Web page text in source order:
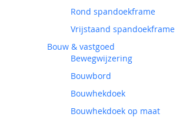
Rond spandoekframe
Vrijstaand spandoekframe
Bouw & vastgoed
Bewegwijzering
Bouwbord
Bouwhekdoek
Bouwhekdoek op maat